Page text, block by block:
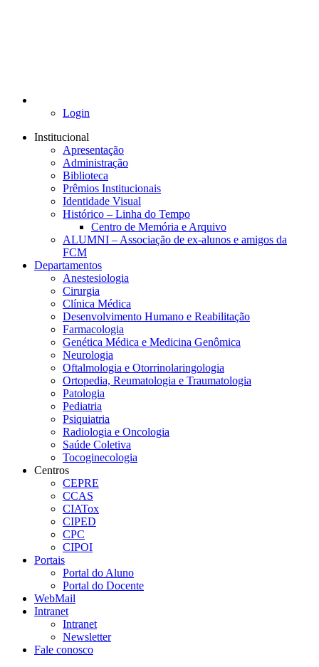
Login
Institucional
Apresentação
Administração
Biblioteca
Prêmios Institucionais
Identidade Visual
Histórico – Linha do Tempo
Centro de Memória e Arquivo
ALUMNI – Associação de ex-alunos e amigos da
FCM
Departamentos
Anestesiologia
Cirurgia
Clínica Médica
Desenvolvimento Humano e Reabilitação
Farmacologia
Genética Médica e Medicina Genômica
Neurologia
Oftalmologia e Otorrinolaringologia
Ortopedia, Reumatologia e Traumatologia
Patologia
Pediatria
Psiquiatria
Radiologia e Oncologia
Saúde Coletiva
Tocoginecologia
Centros
CEPRE
CCAS
CIATox
CIPED
CPC
CIPOI
Portais
Portal do Aluno
Portal do Docente
WebMail
Intranet
Intranet
Newsletter
Fale conosco